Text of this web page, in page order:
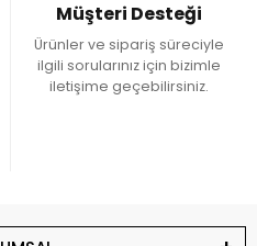
Müşteri Desteği
Ürünler ve sipariş süreciyle
ilgili sorularınız için bizimle
iletişime geçebilirsiniz.